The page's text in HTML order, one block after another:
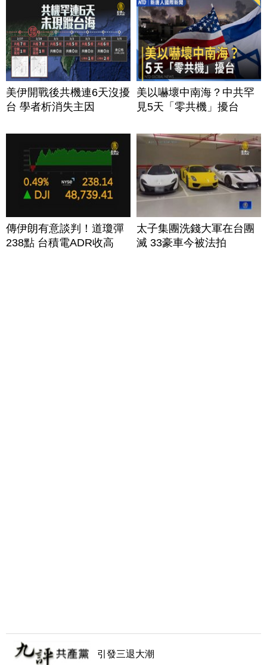
美伊開戰後共機連6天沒擾
台 學者析消失主因
美以嚇壞中南海？中共罕
見5天「零共機」擾台
傳伊朗有意談判！道瓊彈
238點 台積電ADR收高
太子集團洗錢大軍在台團
滅 33豪車今被法拍
引發三退大潮